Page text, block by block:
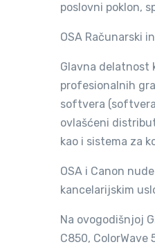
poslovni poklon,
OSA
Glavna delatnost
profesionalnih
softvera
ovlašćeni
kao i sistema za
OSA i Canon
kancelarijskim
Na ovogodišnjoj
C850, ColorWave